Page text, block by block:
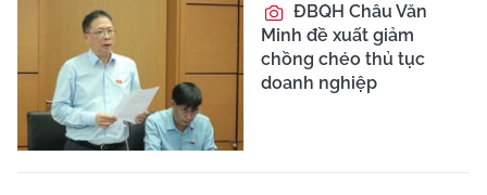
ĐBQH Châu Văn
Minh đề xuất giảm
chồng chéo thủ tục
doanh nghiệp